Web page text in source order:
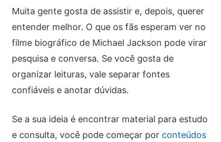
Muita gente gosta de assistir e, depois, querer
entender melhor. O que os fãs esperam ver no
filme biográfico de Michael Jackson pode virar
pesquisa e conversa. Se você gosta de
organizar leituras, vale separar fontes
confiáveis e anotar dúvidas.
Se a sua ideia é encontrar material para estudo
e consulta, você pode começar por conteúdos